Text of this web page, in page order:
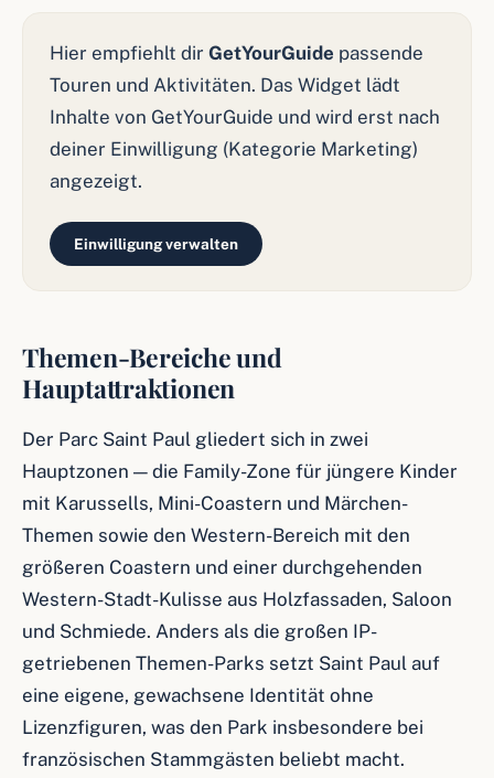
Hier empfiehlt dir GetYourGuide passende
Touren und Aktivitäten. Das Widget lädt
Inhalte von GetYourGuide und wird erst nach
deiner Einwilligung (Kategorie Marketing)
angezeigt.
Einwilligung verwalten
Themen-Bereiche und
Hauptattraktionen
Der Parc Saint Paul gliedert sich in zwei
Hauptzonen — die Family-Zone für jüngere Kinder
mit Karussells, Mini-Coastern und Märchen-
Themen sowie den Western-Bereich mit den
größeren Coastern und einer durchgehenden
Western-Stadt-Kulisse aus Holzfassaden, Saloon
und Schmiede. Anders als die großen IP-
getriebenen Themen-Parks setzt Saint Paul auf
eine eigene, gewachsene Identität ohne
Lizenzfiguren, was den Park insbesondere bei
französischen Stammgästen beliebt macht.